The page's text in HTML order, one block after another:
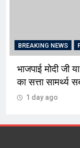
BREAKING
मोहाली
पौधारोपण
1 day ago